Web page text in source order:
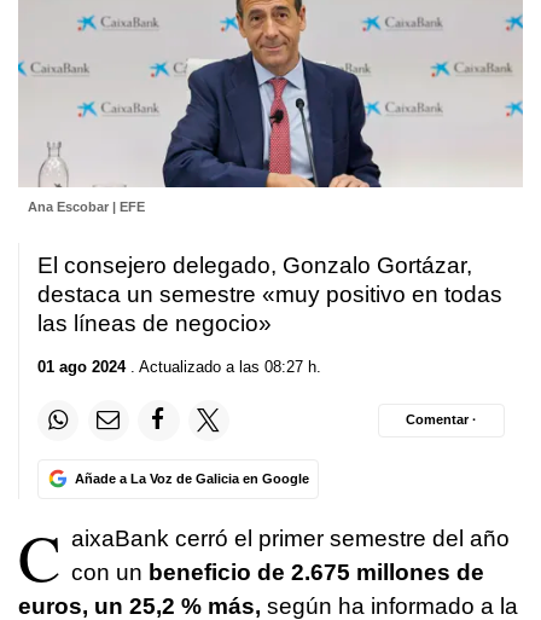
Ana Escobar | EFE
El consejero delegado, Gonzalo Gortázar,
destaca un semestre «muy positivo en todas
las líneas de negocio»
01 ago 2024. Actualizado a las 08:27 h.
Añade a La Voz de Galicia en Google
Comentar ·
C aixaBank cerró el primer semestre del año
con un beneficio de 2.675 millones de
euros, un 25,2 % más, según ha informado a la